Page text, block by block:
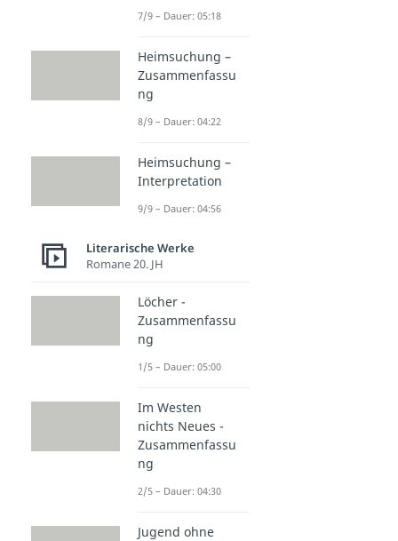
7/9 – Dauer: 05:18
Heimsuchung –
Zusammenfassu
ng
8/9 – Dauer: 04:22
Heimsuchung –
Interpretation
9/9 – Dauer: 04:56
Literarische Werke
Romane 20. JH
Löcher -
Zusammenfassu
ng
1/5 – Dauer: 05:00
Im Westen
nichts Neues -
Zusammenfassu
ng
2/5 – Dauer: 04:30
Jugend ohne